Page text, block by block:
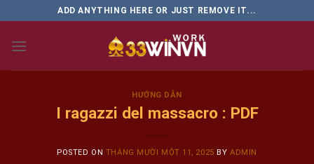
to
content
ADD ANYTHING HERE OR JUST REMOVE IT...
HƯỚNG DẪN
I ragazzi del massacro : PDF
POSTED ON THÁNG MƯỜI MỘT 11, 2025 BY ADMIN